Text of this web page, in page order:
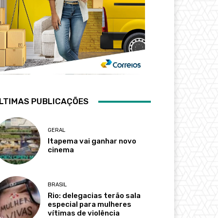
PUBLICAÇÕES
GERAL
Itapema vai ganhar novo
cinema
BRASIL
Rio: delegacias terão sala
especial para mulheres
vítimas de violência